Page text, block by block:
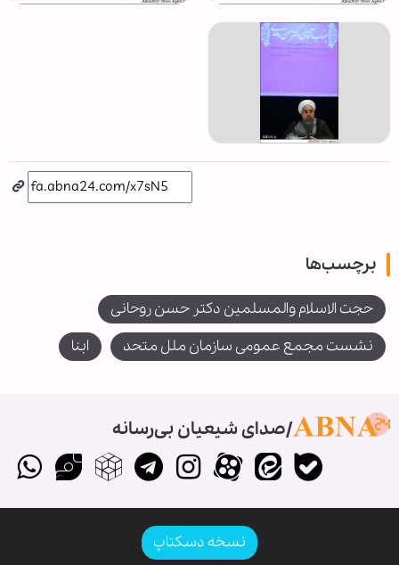
برچسب‌ها
حجت الاسلام والمسلمین دکتر حسن روحانی
نشست مجمع عمومی سازمان ملل متحد
ابنا
صدای شیعیان بی‌رسانه
نسخه دسکتاپ